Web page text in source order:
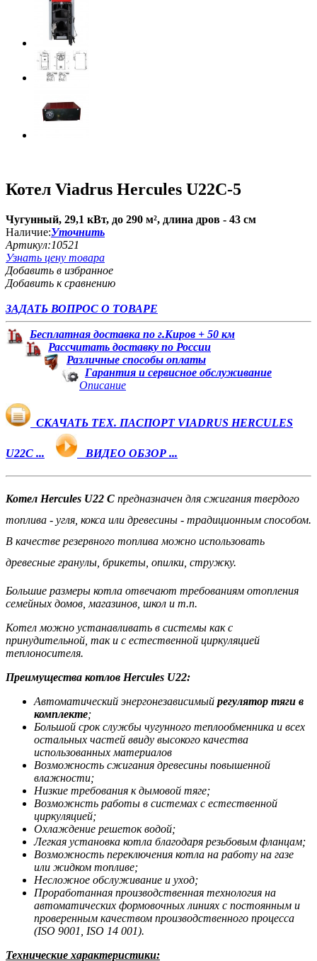
Котел Viadrus Hercules U22C-5
Чугунный, 29,1 кВт, до 290 м², длина дров - 43 см
Наличие:Уточнить
Артикул:10521
Узнать цену товара
Добавить в избранное
Добавить к сравнению
ЗАДАТЬ ВОПРОС О ТОВАРЕ
Бесплатная доставка по г.Киров + 50 км
Рассчитать доставку по России
Различные способы оплаты
Гарантия и сервисное обслуживание
Описание
СКАЧАТЬ ТЕХ. ПАСПОРТ VIADRUS HERCULES
U22C ... ВИДЕО ОБЗОР ...
Котел Hercules U22 С предназначен для сжигания твердого
топлива - угля, кокса или древесины - традиционным способом.
В качестве резервного топлива можно использовать
древесные гранулы, брикеты, опилки, стружку.
Большие размеры котла отвечают требованиям отопления
семейных домов, магазинов, школ и т.п.
Котел можно устанавливать в системы как с
принудительной, так и с естественной циркуляцией
теплоносителя.
Преимущества котлов Hercules U22:
Автоматический энергонезависимый регулятор тяги в
комплекте;
Большой срок службы чугунного теплообменника и всех
остальных частей ввиду высокого качества
использованных материалов
Возможность сжигания древесины повышенной
влажности;
Низкие требования к дымовой тяге;
Возможнсть работы в системах с естественной
циркуляцией;
Охлаждение решеток водой;
Легкая установка котла благодаря резьбовым фланцам;
Возможность переключения котла на работу на газе
или жидком топливе;
Несложное обслуживание и уход;
Проработанная производственная технология на
автоматических формовочных линиях с постоянным и
проверенным качеством производственного процесса
(ISO 9001, ISO 14 001).
Технические характеристики: